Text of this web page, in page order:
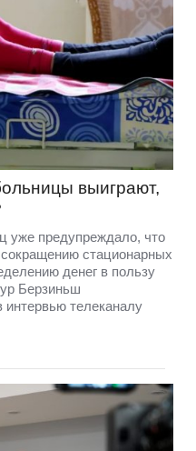
выиграют,
уже предупреждало, что
стационарных
денег в пользу
Берзиньш
интервью телеканалу